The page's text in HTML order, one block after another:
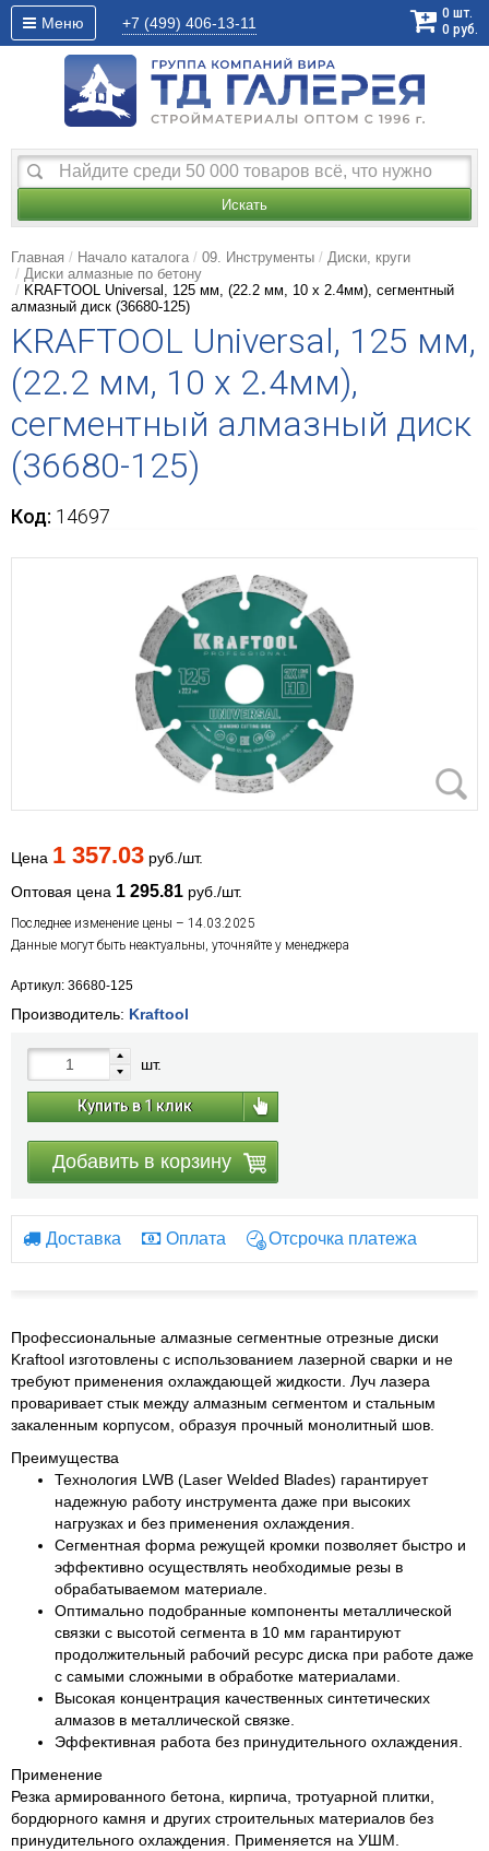
Меню +7 (499) 406-13-11
0 шт.
0 руб.
Искать
Главная Начало каталога 09. Инструменты
Диски, круги
Диски алмазные по бетону
KRAFTOOL Universal, 125 мм, (22.2 мм, 10 х 2.4мм), сегментный
алмазный диск (36680-125)
KRAFTOOL Universal, 125 мм,
(22.2 мм, 10 х 2.4мм),
сегментный алмазный диск
(36680-125)
Код: 14697
Цена 1 357.03 руб./шт.
Оптовая цена 1 295.81 руб./шт.
Последнее изменение цены – 14.03.2025
Данные могут быть неактуальны, уточняйте у менеджера
Артикул: 36680-125
Производитель: Kraftool
шт.
Купить в 1 клик
Добавить в корзину
Доставка Оплата Отсрочка платежа
Профессиональные алмазные сегментные отрезные диски
Kraftool изготовлены с использованием лазерной сварки и не
требуют применения охлаждающей жидкости. Луч лазера
проваривает стык между алмазным сегментом и стальным
закаленным корпусом, образуя прочный монолитный шов.
Преимущества
Технология LWB (Laser Welded Blades) гарантирует
надежную работу инструмента даже при высоких
нагрузках и без применения охлаждения.
Сегментная форма режущей кромки позволяет быстро и
эффективно осуществлять необходимые резы в
обрабатываемом материале.
Оптимально подобранные компоненты металлической
связки с высотой сегмента в 10 мм гарантируют
продолжительный рабочий ресурс диска при работе даже
с самыми сложными в обработке материалами.
Высокая концентрация качественных синтетических
алмазов в металлической связке.
Эффективная работа без принудительного охлаждения.
Применение
Резка армированного бетона, кирпича, тротуарной плитки,
бордюрного камня и других строительных материалов без
принудительного охлаждения. Применяется на УШМ.